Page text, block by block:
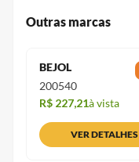
Outras marcas
BEJOL
200540
R$ 227,21à vista
VER DETALHES